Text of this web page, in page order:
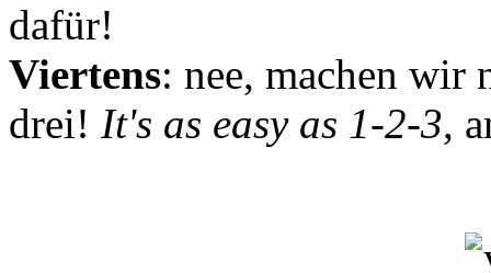
dafür!
Viertens: nee, machen wir
drei! It's as easy as 1-2-3,